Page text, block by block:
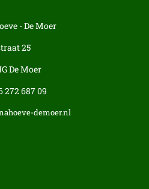
- De Moer
25
De Moer
272 687 09
demoer.nl